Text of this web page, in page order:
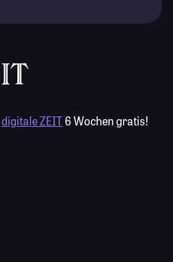
digitale ZEIT6 Wochen gratis!